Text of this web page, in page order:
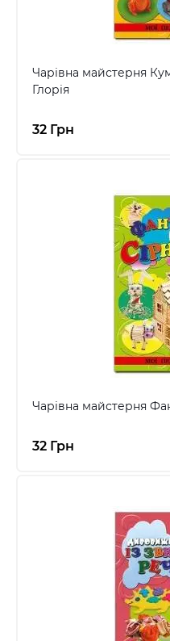
Чарівна майстерня
Глорія
32 Грн
Чарівна майстерня
32 Грн